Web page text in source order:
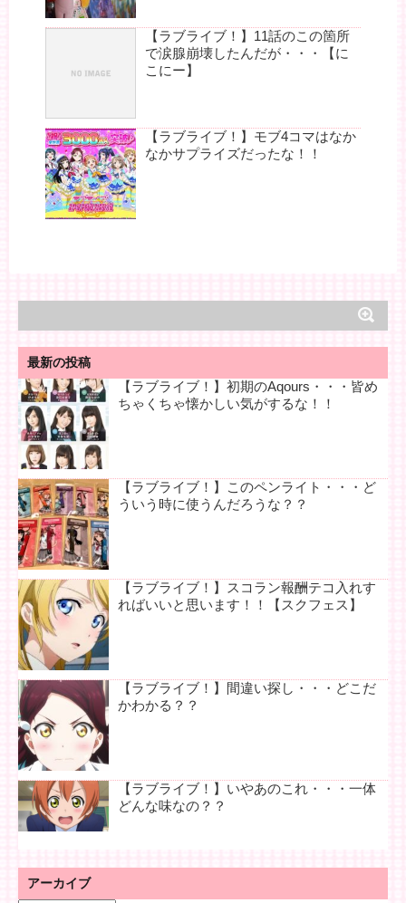
【ラブライブ！】11話のこの箇所
で涙腺崩壊したんだが・・・【に
こにー】
【ラブライブ！】モブ4コマはなか
なかサプライズだったな！！
最新の投稿
【ラブライブ！】初期のAqours・・・皆め
ちゃくちゃ懐かしい気がするな！！
【ラブライブ！】このペンライト・・・ど
ういう時に使うんだろうな？？
【ラブライブ！】スコラン報酬テコ入れす
ればいいと思います！！【スクフェス】
【ラブライブ！】間違い探し・・・どこだ
かわかる？？
【ラブライブ！】いやあのこれ・・・一体
どんな味なの？？
アーカイブ